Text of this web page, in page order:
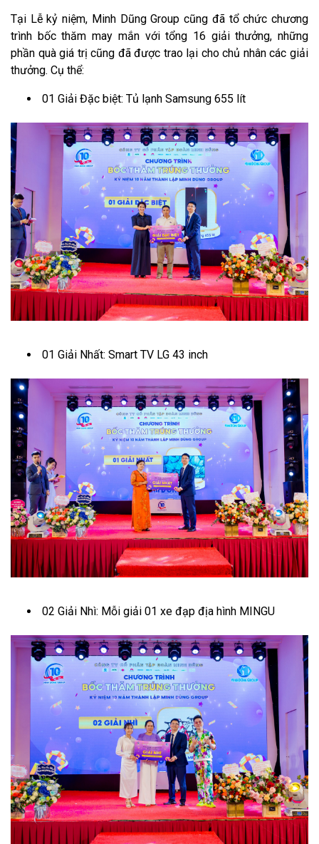
Tại Lễ kỷ niệm, Minh Dũng Group cũng đã tổ chức chương
trình bốc thăm may mắn với tổng 16 giải thưởng, những
phần quà giá trị cũng đã được trao lại cho chủ nhân các giải
thưởng. Cụ thể:
01 Giải Đặc biệt: Tủ lạnh Samsung 655 lít
01 Giải Nhất: Smart TV LG 43 inch
02 Giải Nhì: Mỗi giải 01 xe đạp địa hình MINGU